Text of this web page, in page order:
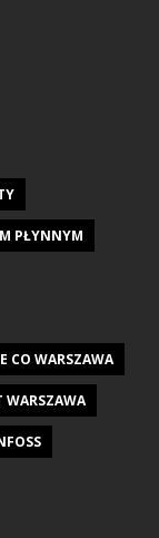
PŁYNNYM
CO WARSZAWA
WARSZAWA